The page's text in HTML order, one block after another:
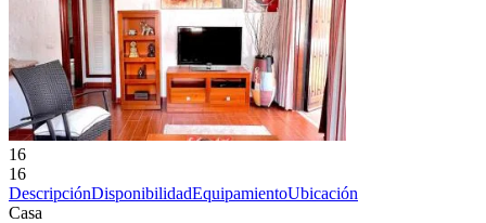
16
16
DescripciónDisponibilidadEquipamientoUbicación
Casa